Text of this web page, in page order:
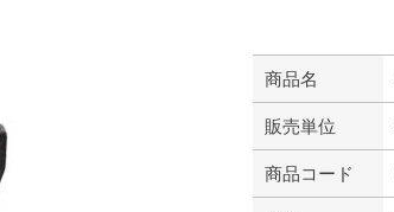
商品名
販売単位
商品コード